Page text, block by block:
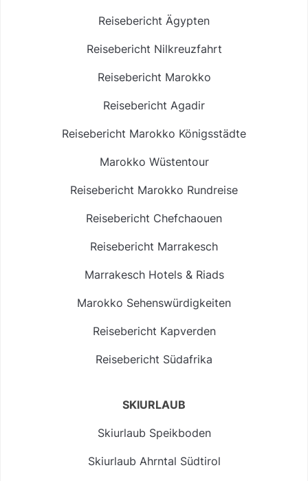
Reisebericht Ägypten
Reisebericht Nilkreuzfahrt
Reisebericht Marokko
Reisebericht Agadir
Reisebericht Marokko Königsstädte
Marokko Wüstentour
Reisebericht Marokko Rundreise
Reisebericht Chefchaouen
Reisebericht Marrakesch
Marrakesch Hotels & Riads
Marokko Sehenswürdigkeiten
Reisebericht Kapverden
Reisebericht Südafrika
SKIURLAUB
Skiurlaub Speikboden
Skiurlaub Ahrntal Südtirol